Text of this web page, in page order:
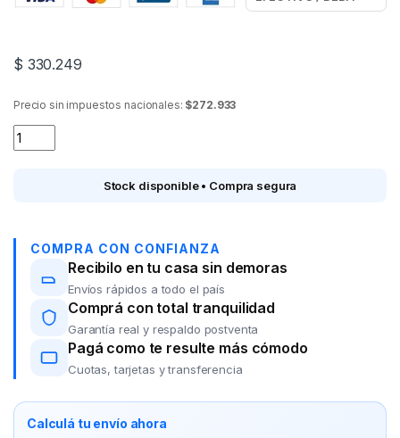
$ 330.249
Precio sin impuestos nacionales: $272.933
Baihut TABLE'S 7008 1.80 mts.Olmo/Everest quantity
Stock disponible • Compra segura
COMPRA CON CONFIANZA
Recibilo en tu casa sin demoras
Envíos rápidos a todo el país
Comprá con total tranquilidad
Garantía real y respaldo postventa
Pagá como te resulte más cómodo
Cuotas, tarjetas y transferencia
Calculá tu envío ahora